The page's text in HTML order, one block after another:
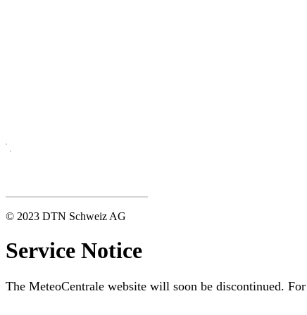
© 2023 DTN Schweiz AG
Service Notice
The MeteoCentrale website will soon be discontinued.